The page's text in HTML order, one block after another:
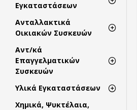
Εγκαταστάσεων
Ανταλλακτικά
Οικιακών Συσκευών
Αντ/κά
Επαγγελματικών
Συσκευών
Υλικά Εγκαταστάσεων
Χημικά, Ψυκτέλαια,